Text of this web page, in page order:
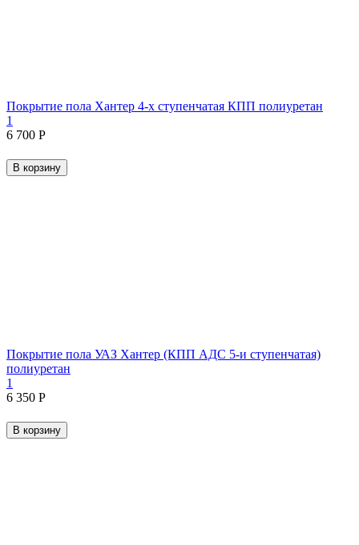
Покрытие пола Хантер 4-х ступенчатая КПП полиуретан
1
6 700 Р
В корзину
Покрытие пола УАЗ Хантер (КПП АДС 5-и ступенчатая)
полиуретан
1
6 350 Р
В корзину